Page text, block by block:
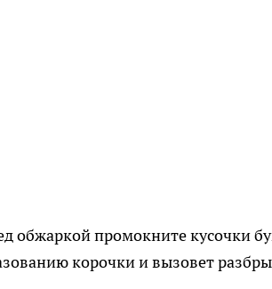
обжаркой промокните кусочки
корочки и вызовет